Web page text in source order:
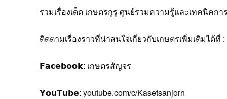
รวมเรื่องเด็ด เกษตรกูรู ศูนย์รวมความรู้และเทคนิคกา
ติดตามเรื่องราวที่น่าสนใจเกี่ยวกับเกษตรเพิ่มเติมได้ที่ :
𝗙𝗮𝗰𝗲𝗯𝗼𝗼𝗸: เกษตรสัญจร
𝗬𝗼𝘂𝗧𝘂𝗯𝗲: youtube.com/c/Kasetsanjorn